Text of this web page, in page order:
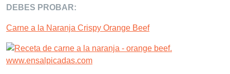
DEBES PROBAR:
Carne a la Naranja Crispy Orange Beef